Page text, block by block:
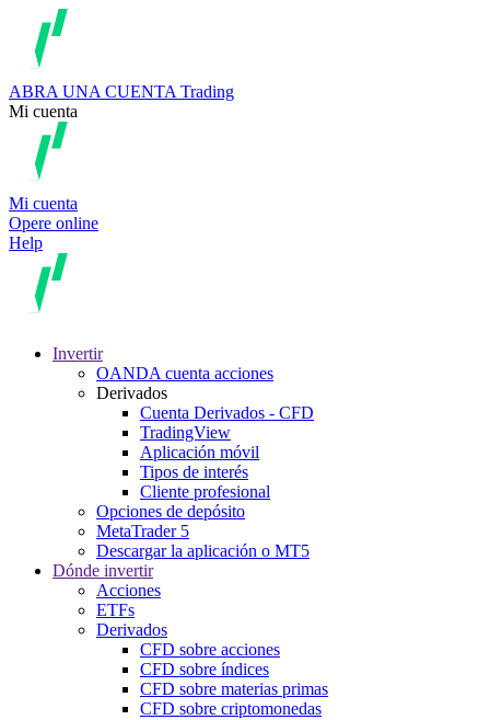
ABRA UNA CUENTA Trading
Mi cuenta
Mi cuenta
Opere online
Help
Invertir
OANDA cuenta acciones
Derivados
Cuenta Derivados - CFD
TradingView
Aplicación móvil
Tipos de interés
Cliente profesional
Opciones de depósito
MetaTrader 5
Descargar la aplicación o MT5
Dónde invertir
Acciones
ETFs
Derivados
CFD sobre acciones
CFD sobre índices
CFD sobre materias primas
CFD sobre criptomonedas